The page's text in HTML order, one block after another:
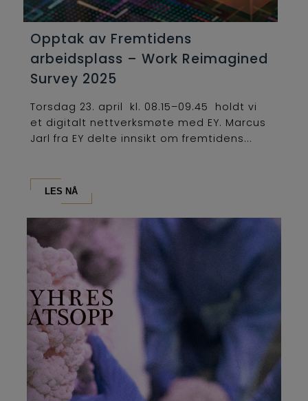
Opptak av Fremtidens
arbeidsplass – Work Reimagined
Survey 2025
Torsdag 23. april kl. 08.15–09.45 holdt vi
et digitalt nettverksmøte med EY. Marcus
Jarl fra EY delte innsikt om fremtidens...
LES NÅ